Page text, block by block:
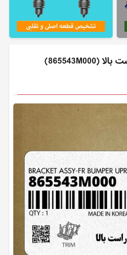
نگهدارنده سپر جلو راست بالا (865543M000)